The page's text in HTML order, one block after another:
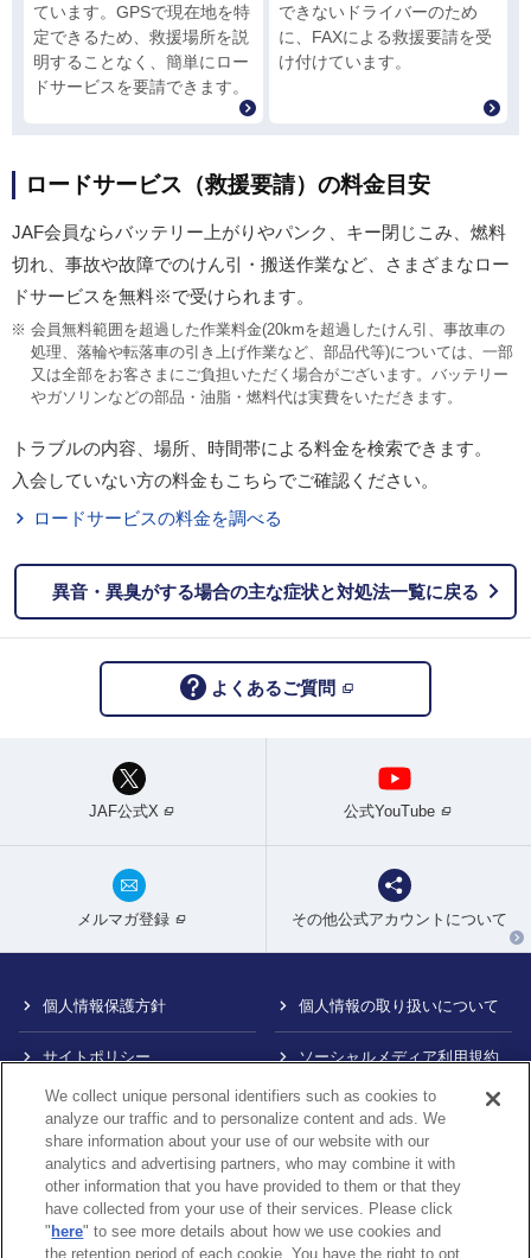
ています。GPSで現在地を特
定できるため、救援場所を説
明することなく、簡単にロー
ドサービスを要請できます。
できないドライバーのため
に、FAXによる救援要請を受
け付けています。
ロードサービス（救援要請）の料金目安
JAF会員ならバッテリー上がりやパンク、キー閉じこみ、燃料
切れ、事故や故障でのけん引・搬送作業など、さまざまなロー
ドサービスを無料※で受けられます。
会員無料範囲を超過した作業料金(20kmを超過したけん引、事故車の
処理、落輪や転落車の引き上げ作業など、部品代等)については、一部
又は全部をお客さまにご負担いただく場合がございます。バッテリー
やガソリンなどの部品・油脂・燃料代は実費をいただきます。
トラブルの内容、場所、時間帯による料金を検索できます。
入会していない方の料金もこちらでご確認ください。
ロードサービスの料金を調べる
異音・異臭がする場合の主な症状と対処法一覧に戻る
よくあるご質問
JAF公式X 公式YouTube
メルマガ登録 その他公式アカウントについて
個人情報保護方針 個人情報の取り扱いについて
サイトポリシー ソーシャルメディア利用規約
特定商取引法に基づく表示 情報提供終了のお知らせ
Do Not Sell or Share My
Personal Information
カスタマーハラスメント対応
について
内部通報制度について
We collect unique personal identifiers such as cookies to
analyze our traffic and to personalize content and ads. We
share information about your use of our website with our
analytics and advertising partners, who may combine it with
other information that you have provided to them or that they
have collected from your use of their services. Please click
" here" to see more details about how we use cookies and
the retention period of each cookie. You have the right to opt